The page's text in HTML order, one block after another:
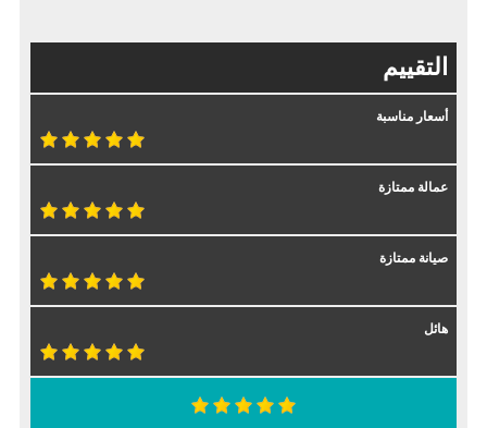
التقييم
أسعار مناسبة
عمالة ممتازة
صيانة ممتازة
هائل